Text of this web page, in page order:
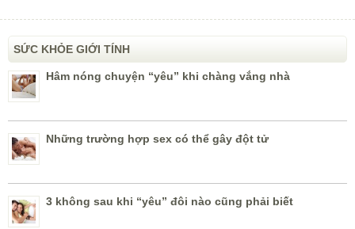
SỨC KHỎE GIỚI TÍNH
Hâm nóng chuyện “yêu” khi chàng vắng nhà
Những trường hợp sex có thể gây đột tử
3 không sau khi “yêu” đôi nào cũng phải biết